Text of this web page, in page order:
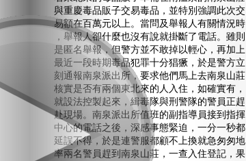
與重慶毒品販子交易毒品，並特別強調此次交
易額在百萬元以上。當問及舉報人有關情況時
，舉報人卻什麼也沒有說就掛斷了電話。雖則
是匿名舉報，但警方並不敢掉以輕心，再加上
最近一段時期毒品犯罪十分猖獗，於是警方立
刻通報南泉派出所，要求他們馬上去南泉山莊
核實是否有兩個東北來的人入住，如確實有，
就設法控製起來，緝毒隊與刑警隊的警員正趕
赴現場。南泉派出所值班的副指導員接到指揮
中心的電話之後，深感事態緊迫，一分一秒都
延誤不得，於是連警服都顧不上換就急匆匆地
率兩名警員趕到南泉山莊，一查入住登記，果